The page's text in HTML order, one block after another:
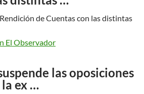
de Cuentas con las distintas
El Observador
las oposiciones
la ex …